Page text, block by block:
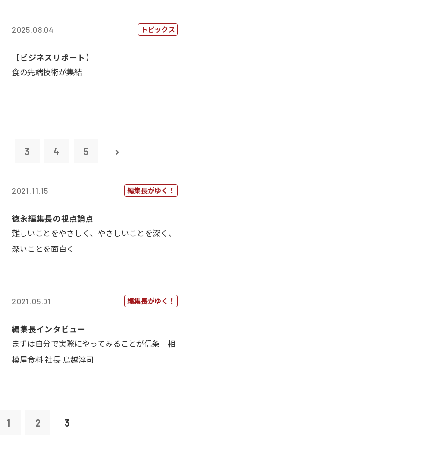
2025.08.04 トピックス
【ビジネスリポート】
食の先端技術が集結
3 4 5
2021.11.15 編集長がゆく！
徳永編集長の視点論点
難しいことをやさしく、やさしいことを深く、
深いことを面白く
2021.05.01 編集長がゆく！
編集長インタビュー
まずは自分で実際にやってみることが信条 相
模屋食料 社長 鳥越淳司
1 2 3